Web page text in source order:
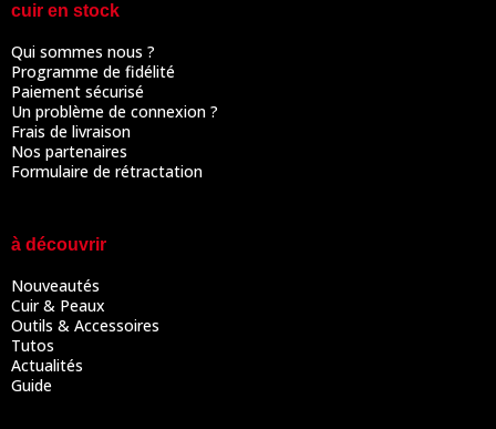
cuir en stock
Qui sommes nous ?
Programme de fidélité
Paiement sécurisé
Un problème de connexion ?
Frais de livraison
Nos partenaires
Formulaire de rétractation
à découvrir
Nouveautés
Cuir & Peaux
Outils & Accessoires
Tutos
Actualités
Guide